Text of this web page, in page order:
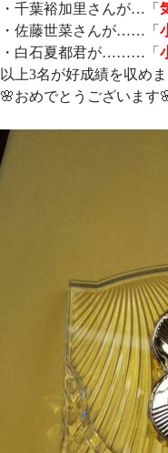
・千葉裕加里さんが…「
・佐藤世菜さんが……「
・白石夏都君が………「
以上3名が好成績を収めま
🌸おめでとうございます